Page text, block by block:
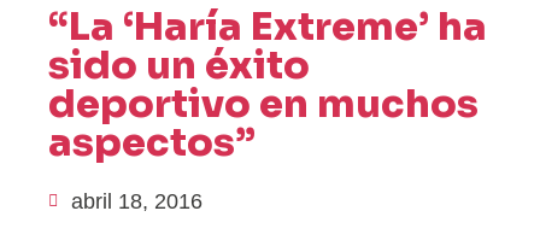
“La ‘Haría Extreme’ ha
sido un éxito
deportivo en muchos
aspectos”
abril 18, 2016